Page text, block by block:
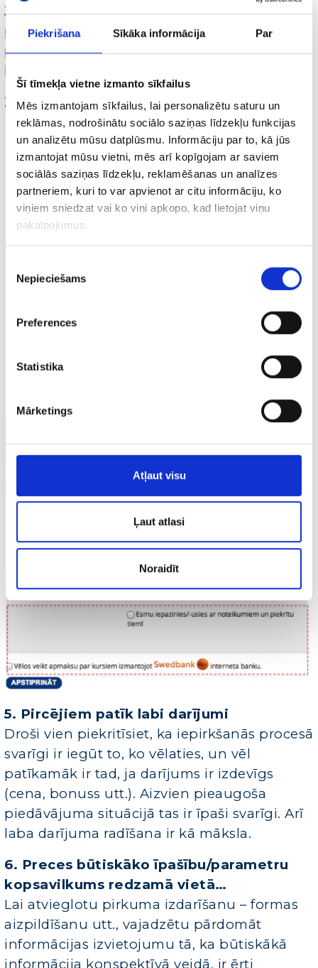
Piekrišana Sīkāka informācija Par
Šī tīmekļa vietne izmanto sīkfailus
Mēs izmantojam sīkfailus, lai personalizētu saturu un
reklāmas, nodrošinātu sociālo saziņas līdzekļu funkcijas
un analizētu mūsu datplūsmu. Informāciju par to, kā jūs
izmantojat mūsu vietni, mēs arī kopīgojam ar saviem
sociālās saziņas līdzekļu, reklamēšanas un analīzes
partneriem, kuri to var apvienot ar citu informāciju, ko
viņiem sniedzat vai ko viņi apkopo, kad lietojat viņu
pakalpojumus.
izvēle
Nepieciešams
Preferences
Statistika
Mārketings
Atļaut visu
Ļaut atlasi
Noraidīt
Ja ir nepieciešama informācija, ko
potenciālais klients var sniegt tikai šajā
posmā, būtu vēlams par to pateikties. Reti
kam patīk strādāt bez atlīdzības:)
Zemāk piemērs pārdomām…
5. Pircējiem patīk labi darījumi
Droši vien piekritīsiet, ka iepirkšanās procesā
svarīgi ir iegūt to, ko vēlaties, un vēl
patīkamāk ir tad, ja darījums ir izdevīgs
(cena, bonuss utt.). Aizvien pieaugoša
piedāvājuma situācijā tas ir īpaši svarīgi. Arī
laba darījuma radīšana ir kā māksla.
6. Preces būtiskāko īpašību/parametru
kopsavilkums redzamā vietā…
Lai atvieglotu pirkuma izdarīšanu – formas
aizpildīšanu utt., vajadzētu pārdomāt
informācijas izvietojumu tā, ka būtiskākā
informācija konspektīvā veidā, ir ērti